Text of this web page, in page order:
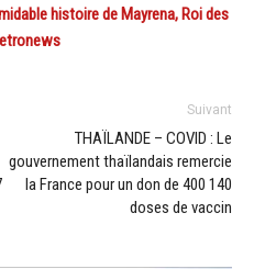
histoire de Mayrena, Roi des
Suivant
THAÏLANDE – COVID : Le
gouvernement thaïlandais remercie
la France pour un don de 400 140
doses de vaccin